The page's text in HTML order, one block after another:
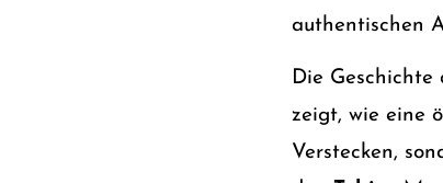
authentischen
Die Geschichte
zeigt, wie eine
Verstecken,